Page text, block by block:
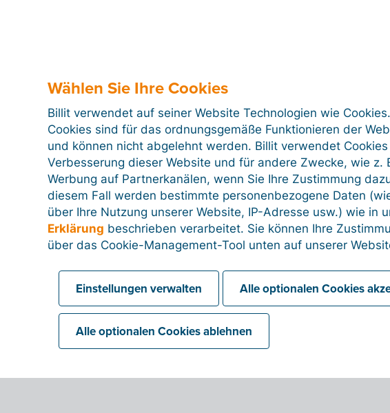
Wählen Sie Ihre Cookies
Billit verwendet auf seiner Website Technologien wie
Cookies sind für das ordnungsgemäße Funktionieren der
und können nicht abgelehnt werden. Billit verwendet
Verbesserung dieser Website und für andere Zwecke, wie z.
Werbung auf Partnerkanälen, wenn Sie Ihre Zustimmung
diesem Fall werden bestimmte personenbezogene Daten
über Ihre Nutzung unserer Website, IP-Adresse usw.) wie in
Erklärung beschrieben verarbeitet. Sie können Ihre
über das Cookie-Management-Tool unten auf unserer
Einstellungen verwalten Alle optionalen Cookies
Alle optionalen Cookies ablehnen